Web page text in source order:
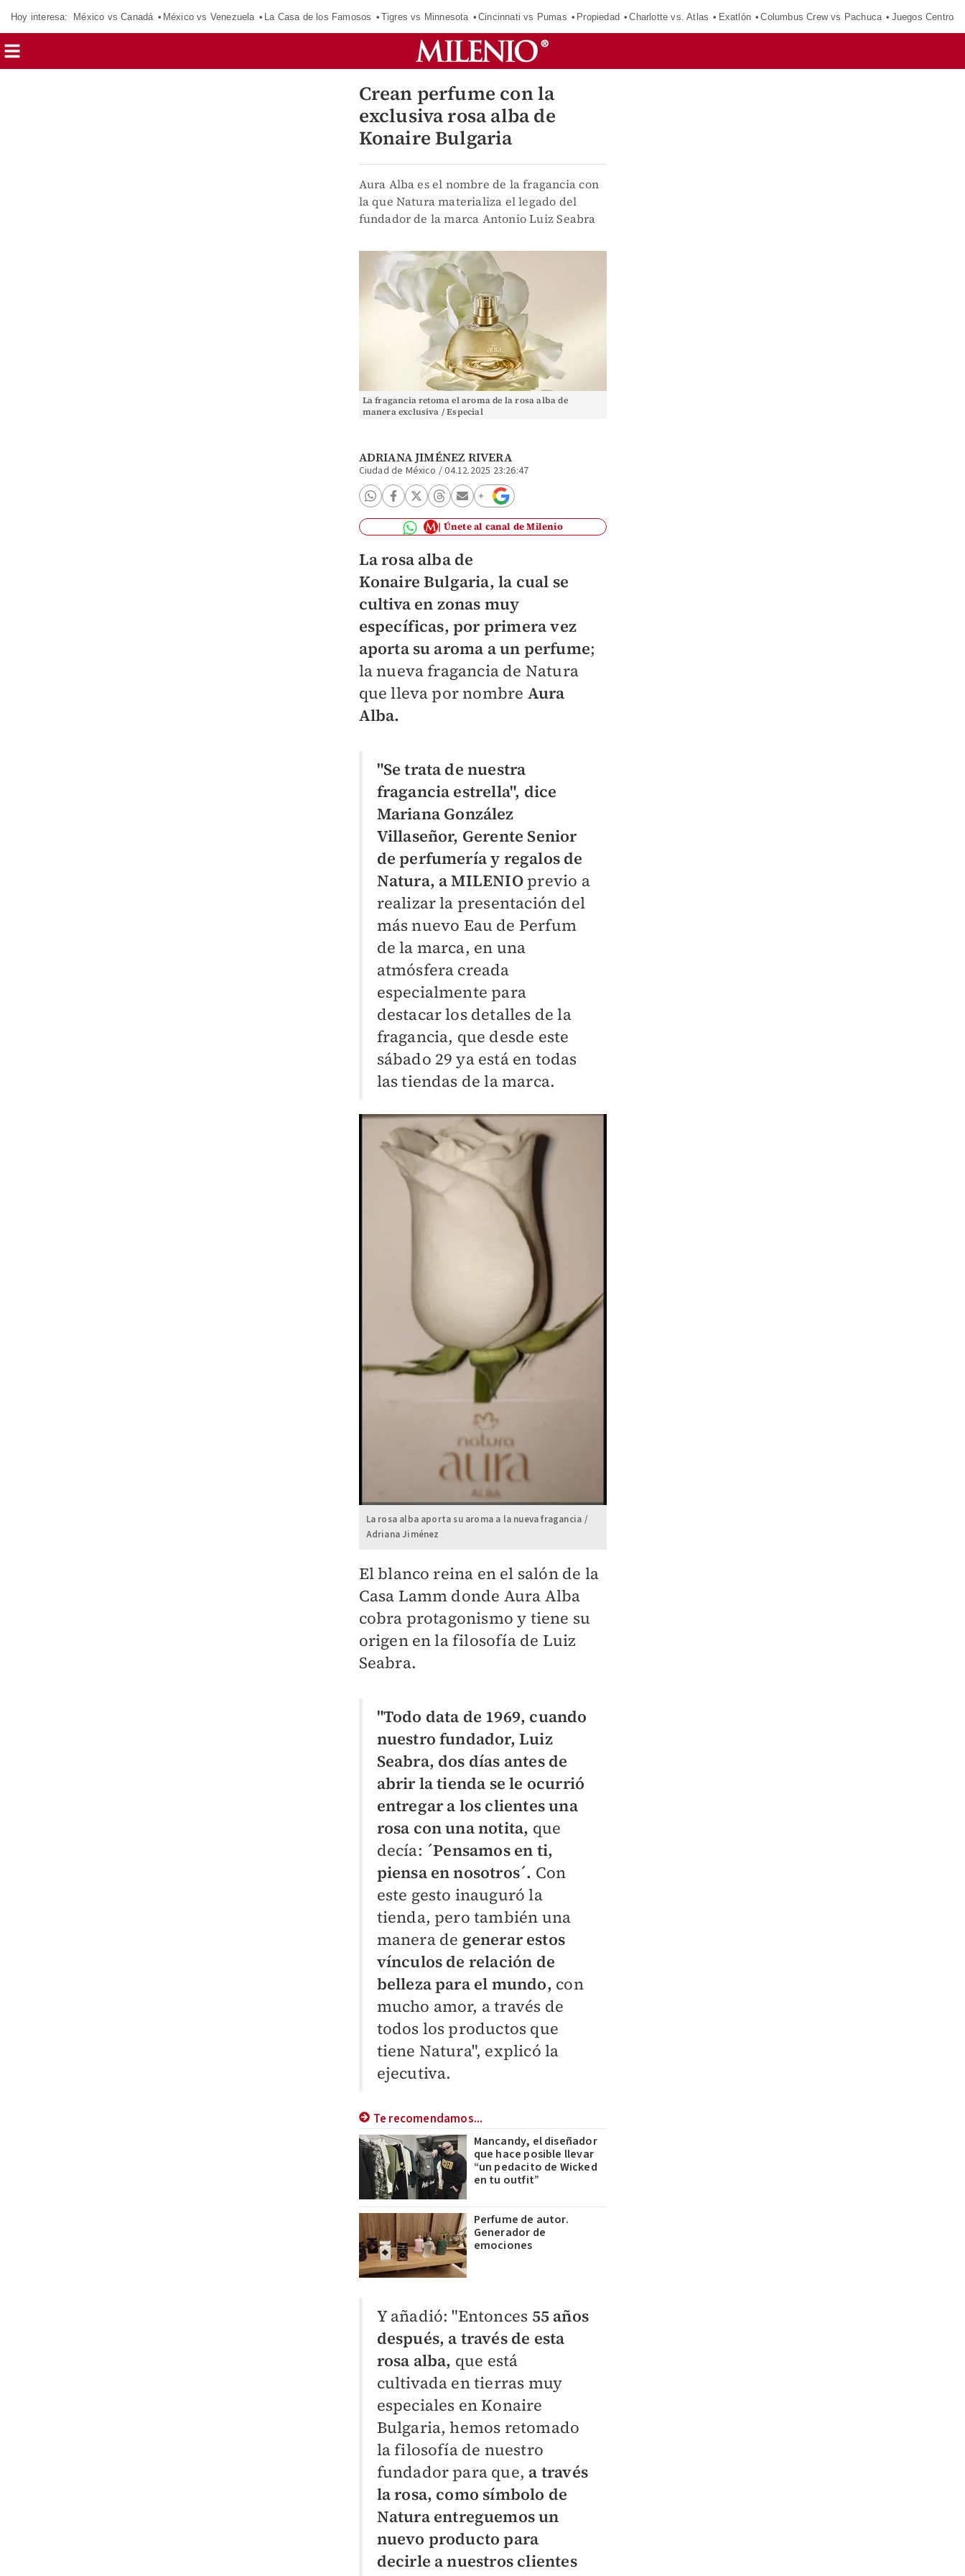
Hoy interesa: México vs Canadá México vs Venezuela La Casa de los Famosos Tigres vs Minnesota Cincinnati vs Pumas Propiedad Charlotte vs. Atlas Exatlón Columbus Crew vs Pachuca Juegos
Crean perfume con la
exclusiva rosa alba de
Konaire Bulgaria
Aura Alba es el nombre de la fragancia con
la que Natura materializa el legado del
fundador de la marca Antonio Luiz Seabra
La fragancia retoma el aroma de la rosa alba de
manera exclusiva / Especial
ADRIANA JIMÉNEZ RIVERA
Ciudad de México /04.12.2025 23:26:47
Únete al canal de Milenio
La rosa alba de
Konaire Bulgaria, la cual se
cultiva en zonas muy
específicas, por primera vez
aporta su aroma a un perfume;
la nueva fragancia de Natura
que lleva por nombre Aura
Alba.
"Se trata de nuestra
fragancia estrella", dice
Mariana González
Villaseñor, Gerente Senior
de perfumería y regalos de
Natura, a MILENIO previo a
realizar la presentación del
más nuevo Eau de Perfum
de la marca, en una
atmósfera creada
especialmente para
destacar los detalles de la
fragancia, que desde este
sábado 29 ya está en todas
las tiendas de la marca.
La rosa alba aporta su aroma a la nueva fragancia /
Adriana Jiménez
El blanco reina en el salón de la
Casa Lamm donde Aura Alba
cobra protagonismo y tiene su
origen en la filosofía de Luiz
Seabra.
"Todo data de 1969, cuando
nuestro fundador, Luiz
Seabra, dos días antes de
abrir la tienda se le ocurrió
entregar a los clientes una
rosa con una notita, que
decía: ´Pensamos en ti,
piensa en nosotros´. Con
este gesto inauguró la
tienda, pero también una
manera de generar estos
vínculos de relación de
belleza para el mundo, con
mucho amor, a través de
todos los productos que
tiene Natura", explicó la
ejecutiva.
Te recomendamos...
Mancandy, el diseñador
que hace posible llevar
“un pedacito de Wicked
en tu outfit”
Perfume de autor.
Generador de
emociones
Y añadió: "Entonces 55 años
después, a través de esta
rosa alba, que está
cultivada en tierras muy
especiales en Konaire
Bulgaria, hemos retomado
la filosofía de nuestro
fundador para que, a través
la rosa, como símbolo de
Natura entreguemos un
nuevo producto para
decirle a nuestros clientes